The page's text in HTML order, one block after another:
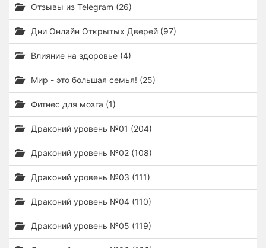
Отзывы из Telegram (26)
Дни Онлайн Открытых Дверей (97)
Влияние на здоровье (4)
Мир - это большая семья! (25)
Фитнес для мозга (1)
Драконий уровень №01 (204)
Драконий уровень №02 (108)
Драконий уровень №03 (111)
Драконий уровень №04 (110)
Драконий уровень №05 (119)